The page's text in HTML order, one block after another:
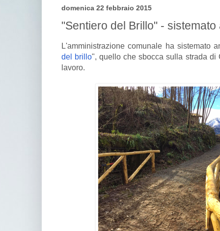
domenica 22 febbraio 2015
"Sentiero del Brillo" -
L'amministrazione comunale ha sistemato
del brillo", quello che sbocca sulla strada di
lavoro.